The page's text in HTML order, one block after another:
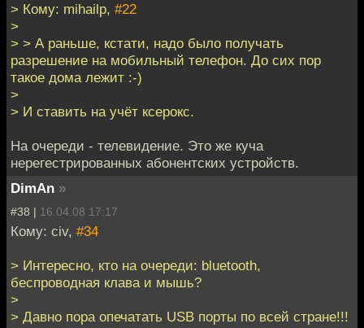
> Кому: mihailp, #22
>
> > А раньше, кстати, надо было получать
разрешение на мобильный телефон. До сих пор
такое дома лежит :-)
>
> И ставить на учёт ксерокс.
На очереди - телевидение. Это же куча
нерегестрированных абонентских устройств.
DimAn »
#38 | 16.04.08 17:17
Кому: civ, #34
> Интересно, кто на очереди: bluetooth,
беспроводная клава и мышь?
>
> Давно пора опечатать USB порты по всей стране!!!